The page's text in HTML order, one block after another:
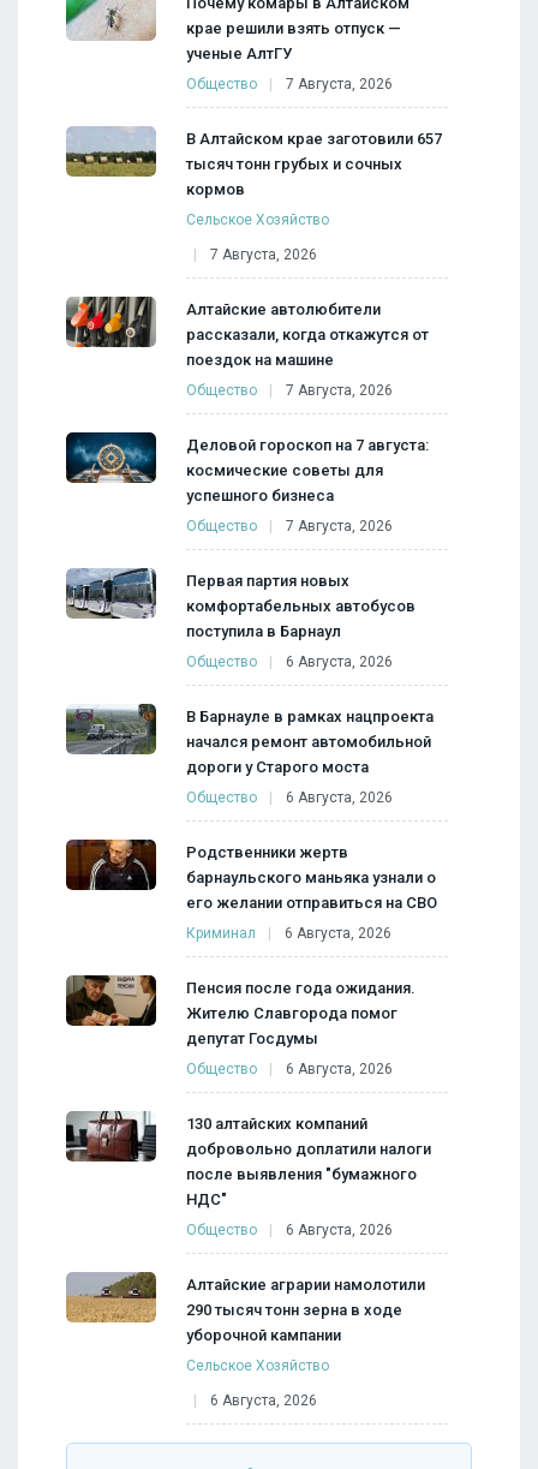
крае решили взять отпуск —
ученые АлтГУ
Общество 7 Августа, 2026
В Алтайском крае заготовили 657
тысяч тонн грубых и сочных
кормов
Сельское Хозяйство
7 Августа, 2026
Алтайские автолюбители
рассказали, когда откажутся от
поездок на машине
Общество 7 Августа, 2026
Деловой гороскоп на 7 августа:
космические советы для
успешного бизнеса
Общество 7 Августа, 2026
Первая партия новых
комфортабельных автобусов
поступила в Барнаул
Общество 6 Августа, 2026
В Барнауле в рамках нацпроекта
начался ремонт автомобильной
дороги у Старого моста
Общество 6 Августа, 2026
Родственники жертв
барнаульского маньяка узнали о
его желании отправиться на СВО
Криминал 6 Августа, 2026
Пенсия после года ожидания.
Жителю Славгорода помог
депутат Госдумы
Общество 6 Августа, 2026
130 алтайских компаний
добровольно доплатили налоги
после выявления "бумажного
НДС"
Общество 6 Августа, 2026
Алтайские аграрии намолотили
290 тысяч тонн зерна в ходе
уборочной кампании
Сельское Хозяйство
6 Августа, 2026